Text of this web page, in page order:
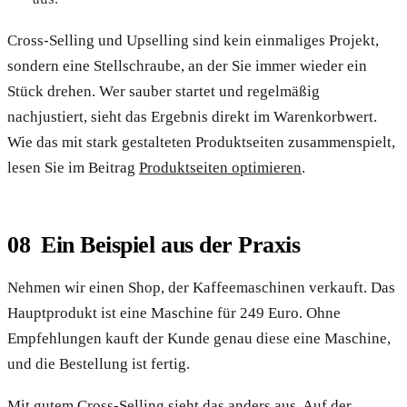
Cross-Selling und Upselling sind kein einmaliges Projekt,
sondern eine Stellschraube, an der Sie immer wieder ein
Stück drehen. Wer sauber startet und regelmäßig
nachjustiert, sieht das Ergebnis direkt im Warenkorbwert.
Wie das mit stark gestalteten Produktseiten zusammenspielt,
lesen Sie im Beitrag Produktseiten optimieren.
Ein Beispiel aus der Praxis
Nehmen wir einen Shop, der Kaffeemaschinen verkauft. Das
Hauptprodukt ist eine Maschine für 249 Euro. Ohne
Empfehlungen kauft der Kunde genau diese eine Maschine,
und die Bestellung ist fertig.